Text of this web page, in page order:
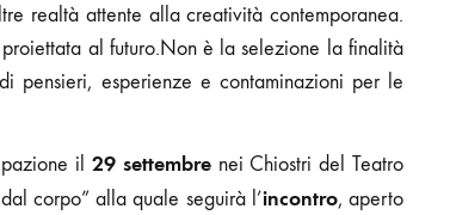
realtà attente alla creatività contemporanea.
al futuro.Non è la selezione la finalità
pensieri, esperienze e contaminazioni per le
il29 settembrenei Chiostri del Teatro
corpo” alla quale seguirà l’incontro, aperto